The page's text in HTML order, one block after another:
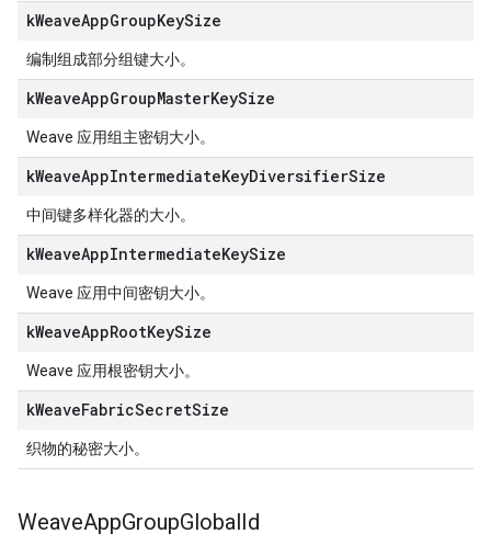
kWeaveAppGroupKeySize
编制组成部分组键大小。
kWeaveAppGroupMasterKeySize
Weave 应用组主密钥大小。
kWeaveAppIntermediateKeyDiversifierSize
中间键多样化器的大小。
kWeaveAppIntermediateKeySize
Weave 应用中间密钥大小。
kWeaveAppRootKeySize
Weave 应用根密钥大小。
kWeaveFabricSecretSize
织物的秘密大小。
WeaveAppGroupGlobalId